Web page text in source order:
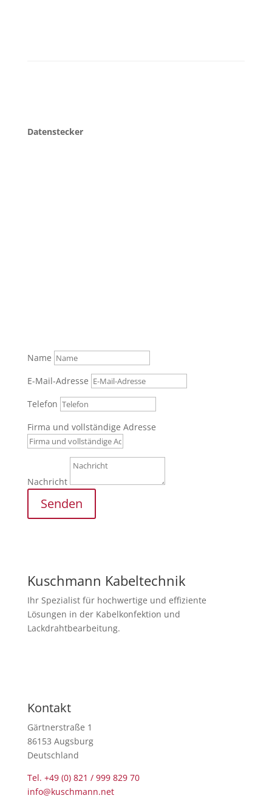
Datenstecker
Name
E-Mail-Adresse
Telefon
Firma und vollständige Adresse
Nachricht
Senden
Kuschmann Kabeltechnik
Ihr Spezialist für hochwertige und effiziente
Lösungen in der Kabelkonfektion und
Lackdrahtbearbeitung.
Kontakt
Gärtnerstraße 1
86153 Augsburg
Deutschland
Tel. +49 (0) 821 / 999 829 70
info@kuschmann.net